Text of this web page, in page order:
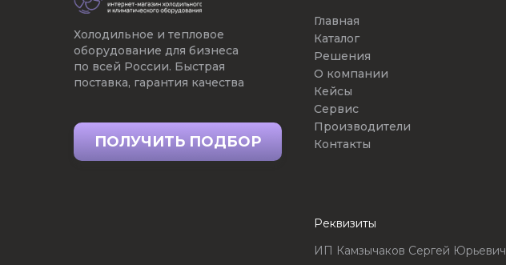
ИП Камзычаков Сергей Юрьевич
Реквизиты
Холодильное и тепловое
оборудование для бизнеса
по всей России. Быстрая
поставка, гарантия качества
ПОЛУЧИТЬ ПОДБОР
Главная
Каталог
Решения
О компании
Кейсы
Сервис
Производители
Контакты